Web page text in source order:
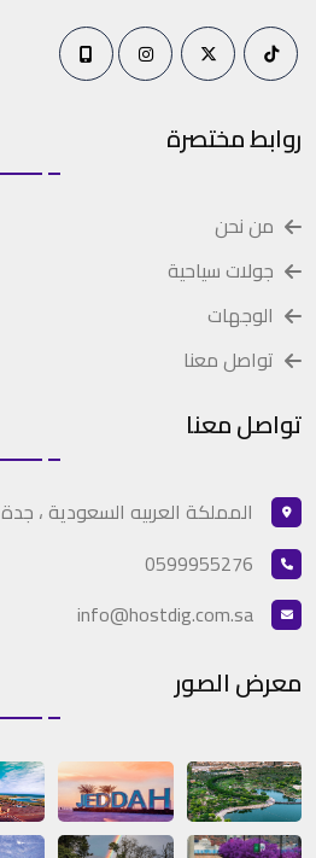
روابط مختصرة
من نحن
جولات سياحية
الوجهات
تواصل معنا
تواصل معنا
المملكة العربيه السعودية ، جدة
0599955276
info@hostdig.com.sa
معرض الصور